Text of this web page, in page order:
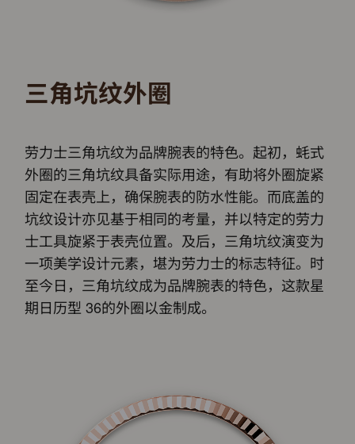
三角坑纹外圈
劳力士三角坑纹为品牌腕表的特色。起初，蚝式
外圈的三角坑纹具备实际用途，有助将外圈旋紧
固定在表壳上，确保腕表的防水性能。而底盖的
坑纹设计亦见基于相同的考量，并以特定的劳力
士工具旋紧于表壳位置。及后，三角坑纹演变为
一项美学设计元素，堪为劳力士的标志特征。时
至今日，三角坑纹成为品牌腕表的特色，这款星
期日历型 36的外圈以金制成。